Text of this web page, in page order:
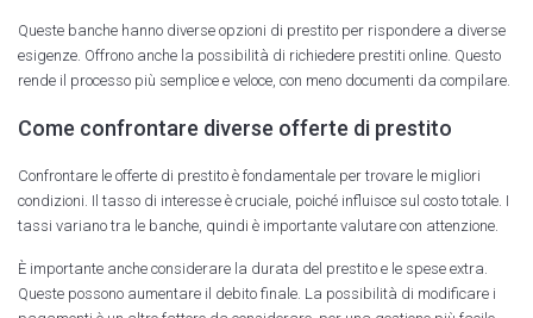
Queste banche hanno diverse opzioni di prestito per rispondere a diverse
esigenze. Offrono anche la possibilità di richiedere prestiti online. Questo
rende il processo più semplice e veloce, con meno documenti da compilare.
Come confrontare diverse offerte di prestito
Confrontare le offerte di prestito è fondamentale per trovare le migliori
condizioni. Il tasso di interesse è cruciale, poiché influisce sul costo totale. I
tassi variano tra le banche, quindi è importante valutare con attenzione.
È importante anche considerare la durata del prestito e le spese extra.
Queste possono aumentare il debito finale. La possibilità di modificare i